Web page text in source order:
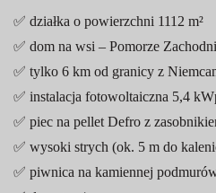
✅ działka o powierzchni 1112 m²
✅ dom na wsi – Pomorze
✅ tylko 6 km od granicy z
✅ instalacja fotowoltaiczna 5,4
✅ piec na pellet Defro z
✅ wysoki strych (ok. 5 m do
✅ piwnica na kamiennej